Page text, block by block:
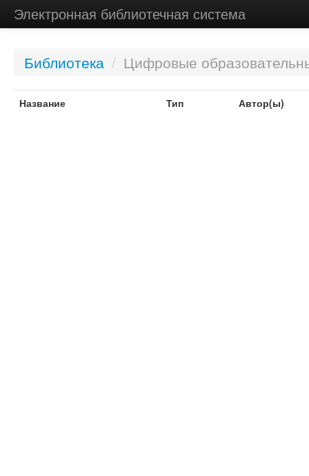
Электронная библиотечная система
Библиотека / Цифровые
Название Тип Автор(ы)